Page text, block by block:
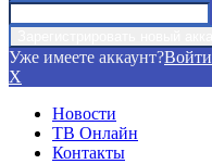
Уже имеете аккаунт?Войти
X
Новости
ТВ Онлайн
Контакты